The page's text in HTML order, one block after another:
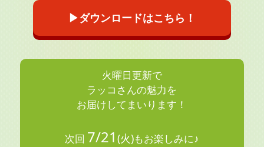
▶ダウンロードはこちら！
火曜日更新で
ラッコさんの魅力を
お届けしてまいります！
次回 7/21 (火)もお楽しみに♪